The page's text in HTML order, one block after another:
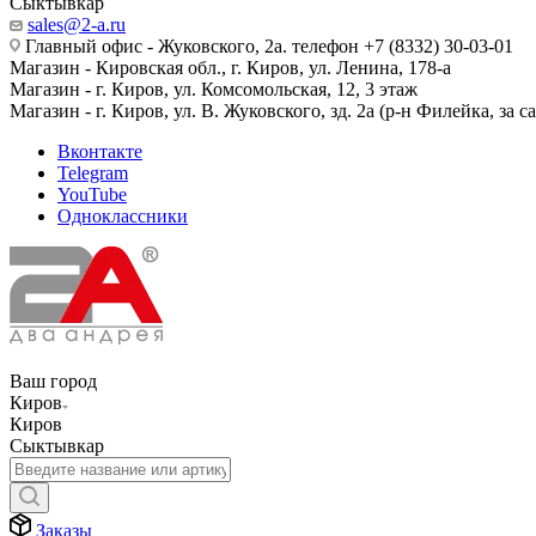
sales@2-a.ru
Главный офис - Жуковского, 2а. телефон +7 (8332) 30-03-01
Магазин - Кировская обл., г. Киров, ул. Ленина, 178-а
Магазин - г. Киров, ул. Комсомольская, 12, 3 этаж
Магазин - г. Киров, ул. В. Жуковского, зд. 2а (р-н Филейка, за
Вконтакте
Telegram
YouTube
Одноклассники
Ваш город
Киров
Киров
Сыктывкар
Заказы